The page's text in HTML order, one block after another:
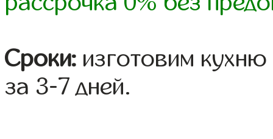
Сроки: изготовим
за 3-7 дней.